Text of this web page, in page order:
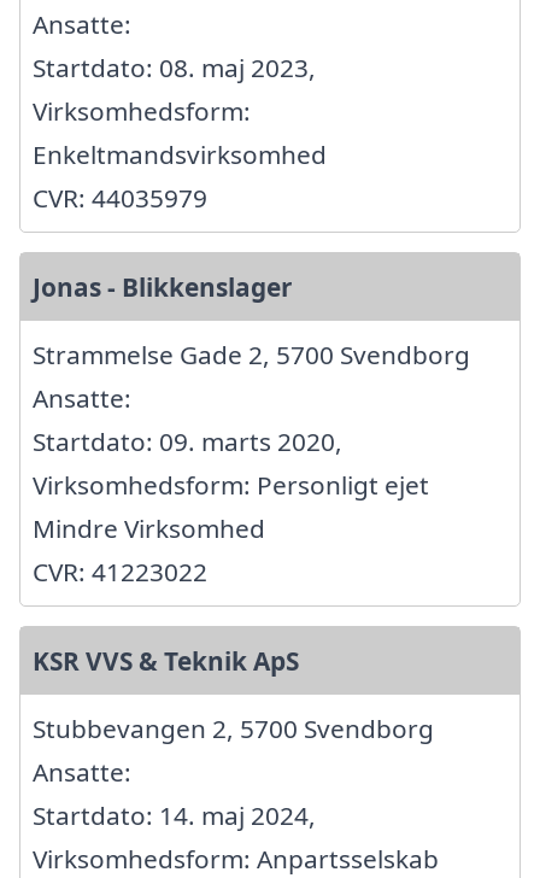
Ansatte:
Startdato: 08. maj 2023,
Virksomhedsform:
Enkeltmandsvirksomhed
CVR: 44035979
Jonas - Blikkenslager
Strammelse Gade 2, 5700 Svendborg
Ansatte:
Startdato: 09. marts 2020,
Virksomhedsform: Personligt ejet
Mindre Virksomhed
CVR: 41223022
KSR VVS & Teknik ApS
Stubbevangen 2, 5700 Svendborg
Ansatte:
Startdato: 14. maj 2024,
Virksomhedsform: Anpartsselskab